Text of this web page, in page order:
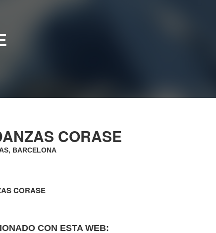
CORASE
BARCELONA
CORASE
CON ESTA WEB: